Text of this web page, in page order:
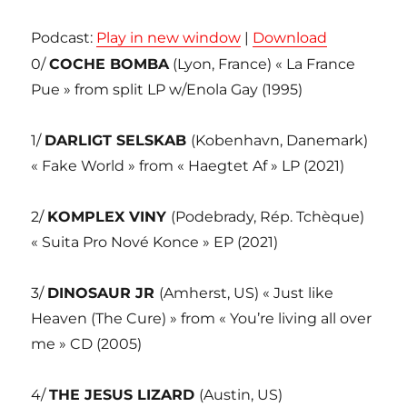
Podcast: Play in new window | Download
0/COCHE BOMBA(Lyon, France) « La France
Pue » from split LP w/Enola Gay (1995)
1/ DARLIGT SELSKAB (Kobenhavn, Danemark)
« Fake World » from « Haegtet Af » LP (2021)
2/ KOMPLEX VINY (Podebrady, Rép. Tchèque)
« Suita Pro Nové Konce » EP (2021)
3/ DINOSAUR JR (Amherst, US) « Just like
Heaven (The Cure) » from « You’re living all over
me » CD (2005)
4/THE JESUS LIZARD (Austin, US)